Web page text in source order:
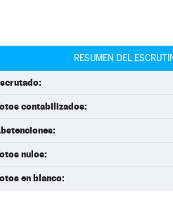
RESUMEN DEL
contabilizados:
nulos:
en blanco: